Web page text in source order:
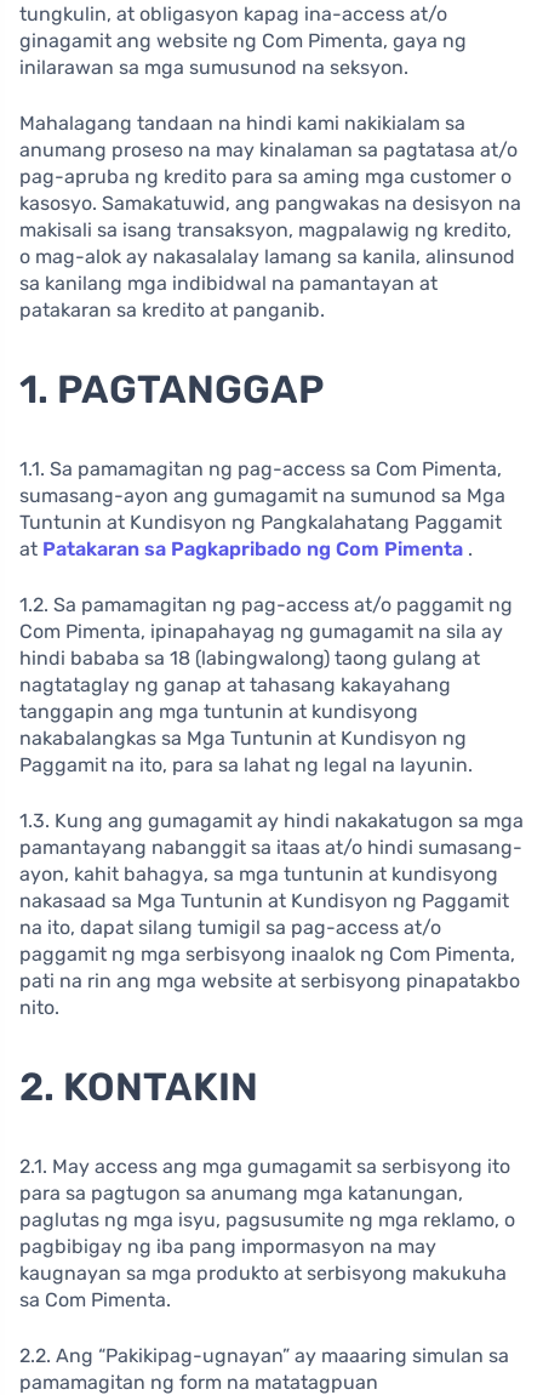
tungkulin, at obligasyon kapag ina-access at/o
ginagamit ang website ng Com Pimenta, gaya ng
inilarawan sa mga sumusunod na seksyon.
Mahalagang tandaan na hindi kami nakikialam sa
anumang proseso na may kinalaman sa pagtatasa at/o
pag-apruba ng kredito para sa aming mga customer o
kasosyo. Samakatuwid, ang pangwakas na desisyon na
makisali sa isang transaksyon, magpalawig ng kredito,
o mag-alok ay nakasalalay lamang sa kanila, alinsunod
sa kanilang mga indibidwal na pamantayan at
patakaran sa kredito at panganib.
1. PAGTANGGAP
1.1. Sa pamamagitan ng pag-access sa Com Pimenta,
sumasang-ayon ang gumagamit na sumunod sa Mga
Tuntunin at Kundisyon ng Pangkalahatang Paggamit
at Patakaran sa Pagkapribado ng Com Pimenta .
1.2. Sa pamamagitan ng pag-access at/o paggamit ng
Com Pimenta, ipinapahayag ng gumagamit na sila ay
hindi bababa sa 18 (labingwalong) taong gulang at
nagtataglay ng ganap at tahasang kakayahang
tanggapin ang mga tuntunin at kundisyong
nakabalangkas sa Mga Tuntunin at Kundisyon ng
Paggamit na ito, para sa lahat ng legal na layunin.
1.3. Kung ang gumagamit ay hindi nakakatugon sa mga
pamantayang nabanggit sa itaas at/o hindi sumasang-
ayon, kahit bahagya, sa mga tuntunin at kundisyong
nakasaad sa Mga Tuntunin at Kundisyon ng Paggamit
na ito, dapat silang tumigil sa pag-access at/o
paggamit ng mga serbisyong inaalok ng Com Pimenta,
pati na rin ang mga website at serbisyong pinapatakbo
nito.
2. KONTAKIN
2.1. May access ang mga gumagamit sa serbisyong ito
para sa pagtugon sa anumang mga katanungan,
paglutas ng mga isyu, pagsusumite ng mga reklamo, o
pagbibigay ng iba pang impormasyon na may
kaugnayan sa mga produkto at serbisyong makukuha
sa Com Pimenta.
2.2. Ang “Pakikipag-ugnayan” ay maaaring simulan sa
pamamagitan ng form na matatagpuan